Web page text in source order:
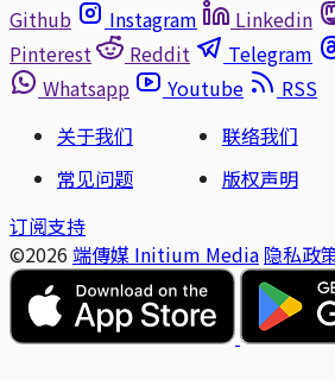
Github
Instagram Linkedin
Pinterest
Reddit Telegram
Whatsapp
Youtube
RSS
关于我们
联络我们
常见问题
版权声明
订阅支持
©2026 端傳媒 Initium Media 隐私政